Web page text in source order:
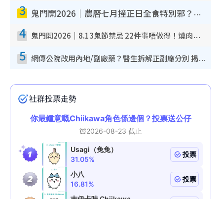
3 鬼門開2026｜農曆七月撞正日全食特別邪？專家警告切忌做一事！揭4大禁忌+2招保平安
4 鬼門開2026｜8.13鬼節禁忌 22件事唔做得！燒肉、刺身要少食？半夜勿吹口哨/打呢個電話
5 網傳公院改用內地/副廠藥？醫生拆解正副廠分別 揭4類人換藥隨時出事